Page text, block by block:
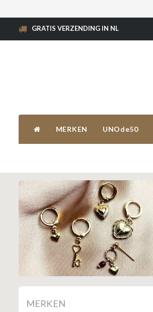
GRATIS VERZENDING IN NL
MERKEN UNOde50
MERKEN